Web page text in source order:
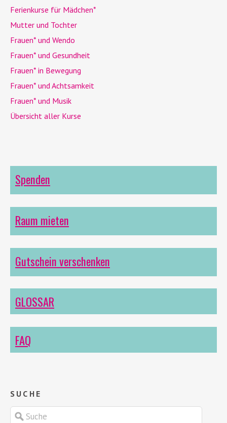
Ferienkurse für Mädchen*
Mutter und Tochter
Frauen* und Wendo
Frauen* und Gesundheit
Frauen* in Bewegung
Frauen* und Achtsamkeit
Frauen* und Musik
Übersicht aller Kurse
Spenden
Raum mieten
Gutschein verschenken
GLOSSAR
FAQ
SUCHE